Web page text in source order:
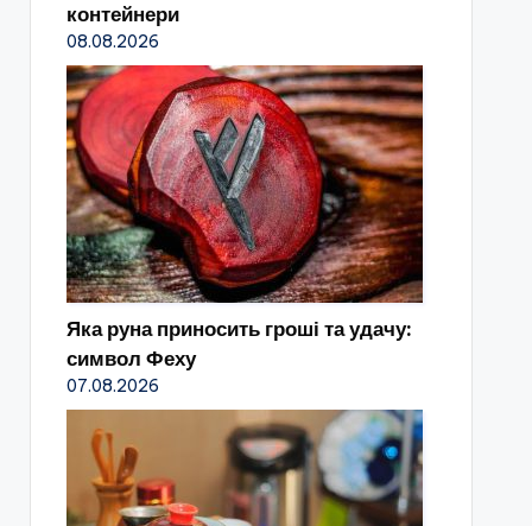
контейнери
08.08.2026
Яка руна приносить гроші та удачу:
символ Феху
07.08.2026